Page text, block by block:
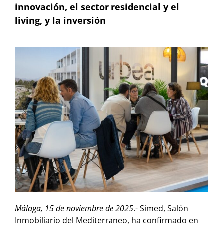
innovación, el sector residencial y el
living, y la inversión
Málaga, 15 de noviembre de 2025.- Simed, Salón
Inmobiliario del Mediterráneo, ha confirmado en